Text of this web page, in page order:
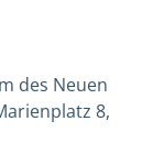
des Neuen
8,